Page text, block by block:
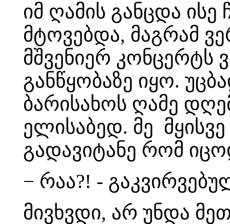
იმ ღამის განცდა
მტოვებდა, მაგრამ
მშვენიერ კონცერტს
განწყობაზე იყო.
ბარისახოს ღამე
ელისაბედ. მე
გადავიტანე რომ
− რაა?! -
მივხვდი, არ უნდა